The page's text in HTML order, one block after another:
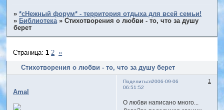
»*сНежный форум* - территория отдыха для всей семьи!
» Библиотека »Стихотворения о любви - то, что за душу
берет
Стихотворения о любви - то, что за душу берет
Страница:1 2 »
Поделиться 1
2006-09-06
06:51:52
Amal
О любви написано много...